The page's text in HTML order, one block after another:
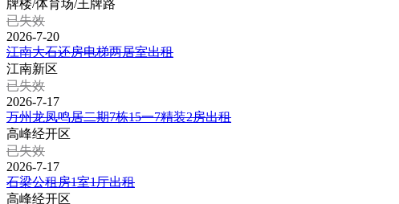
牌楼/体育场/王牌路
已失效
2026-7-20
江南大石还房电梯两居室出租
江南新区
已失效
2026-7-17
万州龙凤鸣居二期7栋15一7精装2房出租
高峰经开区
已失效
2026-7-17
石梁公租房1室1厅出租
高峰经开区